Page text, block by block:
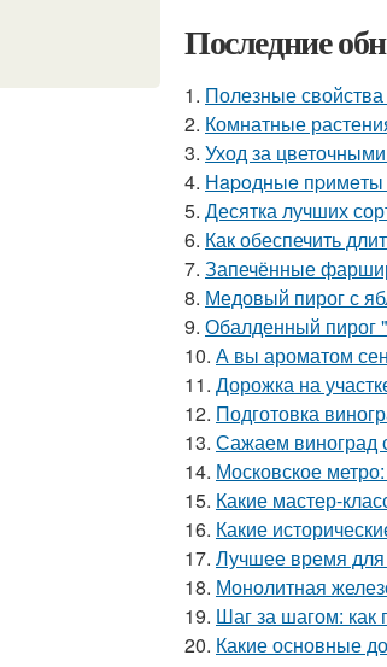
Последние
1. Полезные
2. Комнатные
3. Уход за
4. Нapoдныe пpимeты
5. Десятка лучших
6. Как обеспечить
7. Запечённые
8. Медовый пирог с
9. Обалденный пирог
10. А вы ароматом
11. Дорожка на
12. Подготовка
13. Сажаем виноград
14. Московское
15. Какие мастер-
16. Какие
17. Лучшее время для
18. Монолитная
19. Шаг за шагом: как
20. Какие основные